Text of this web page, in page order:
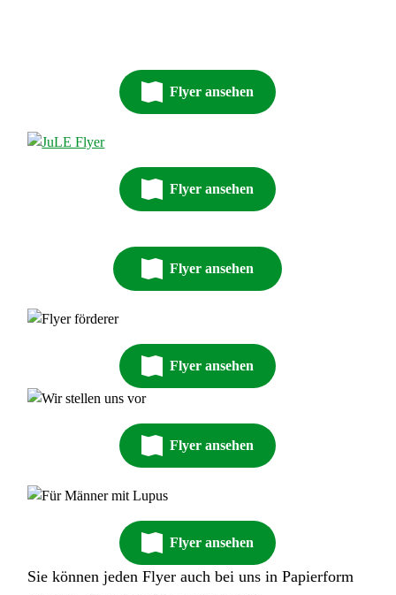
Flyer ansehen
Flyer ansehen
Flyer ansehen
Flyer ansehen
Flyer ansehen
Flyer ansehen
Sie können jeden Flyer auch bei uns in Papierform